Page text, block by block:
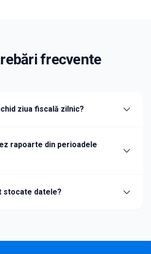
frecvente
ziua fiscală zilnic?
rapoarte din perioadele
stocate datele?